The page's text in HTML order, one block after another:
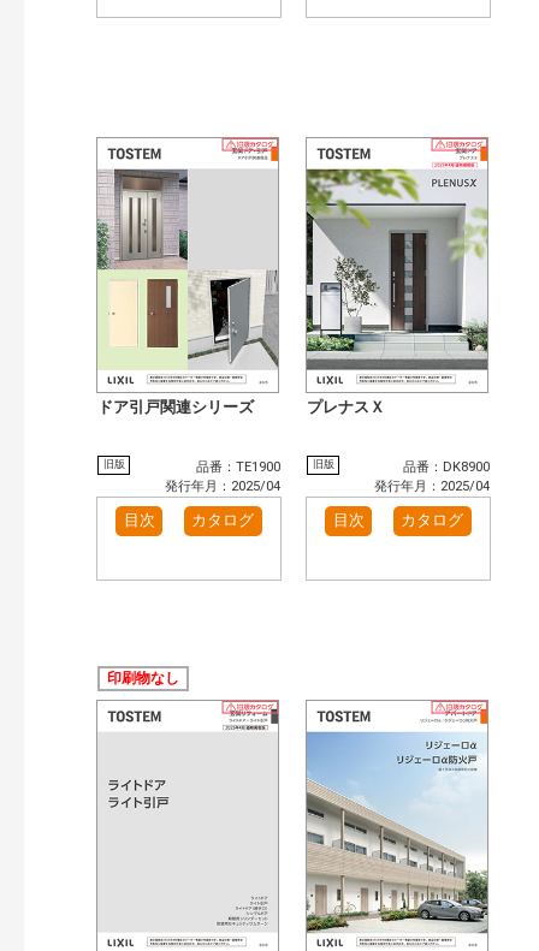
ドア引戸関連シリーズ
旧版
品番：TE1900
発行年月：2025/04
目次 カタログ
プレナスＸ
旧版
品番：DK8900
発行年月：2025/04
目次 カタログ
印刷物なし